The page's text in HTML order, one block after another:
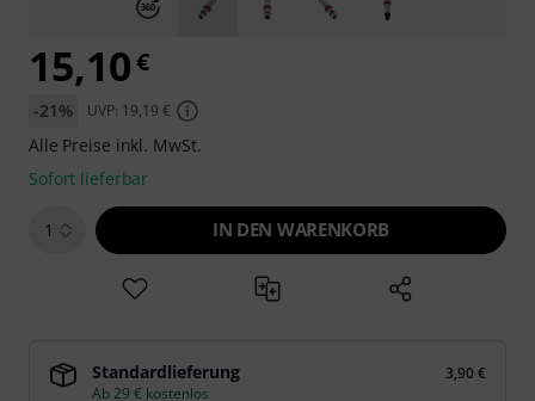
15,10€
-21% UVP: 19,19 €
Alle Preise inkl. MwSt.
Sofort lieferbar
1 IN DEN WARENKORB
Standardlieferung
3,90 €
Ab 29 € kostenlos